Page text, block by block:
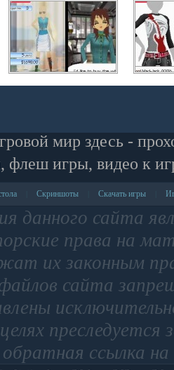
мир здесь -
флеш игры, видео к
Скриншоты Скачать игры
данного сайта
права на
их законным
файлов сайта
ссылка